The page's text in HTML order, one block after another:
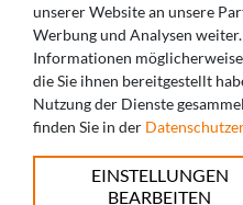
SIE HABEN
+49 821
unserer Website an unsere
Werbung und Analysen
Informationen
die Sie ihnen bereitgestellt
Nutzung der Dienste
finden Sie in der
EINSTELLUNGEN
BEARBEITEN